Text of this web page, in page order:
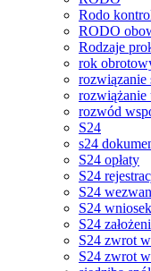
Rodo
RODO
Rodzaje
rok
rozwiązanie
rozwiążanie
rozwód
S24
s24
S24 opłaty
S24
S24
S24
S24
S24 zwrot
S24 zwrot